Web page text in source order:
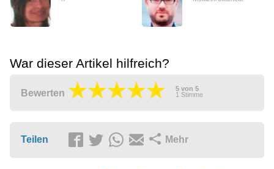
War dieser Artikel hilfreich?
Bewerten 5 von 5
1 Stimme
Teilen Mehr